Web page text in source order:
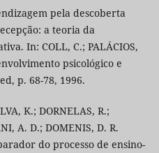
pela descoberta
a teoria da
In: COLL, C.; PALÁCIOS,
psicológico e
p. 68-78, 1996.
K.; DORNELAS, R.;
A. D.; DOMENIS, D. R.
do processo de ensino-